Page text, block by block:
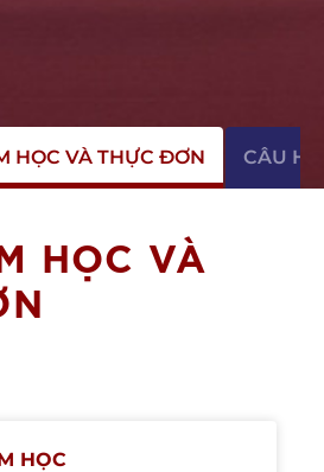
HỌC VÀ THỰC ĐƠN CÂU
HỌC VÀ
HỌC